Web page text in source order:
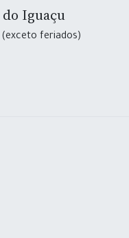
Iguaçu
(exceto feriados)